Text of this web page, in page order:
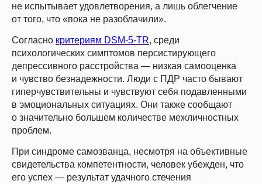
не испытывает удовлетворения, а лишь облегчение
от того, что «пока не разоблачили».
Согласно критериям DSM-5-TR, среди
психологических симптомов персистирующего
депрессивного расстройства — низкая самооценка
и чувство безнадежности. Люди с ПДР часто бывают
гиперчувствительны и чувствуют себя подавленными
в эмоциональных ситуациях. Они также сообщают
о значительно большем количестве межличностных
проблем.
При синдроме самозванца, несмотря на объективные
свидетельства компетентности, человек убежден, что
его успех — результат удачного стечения